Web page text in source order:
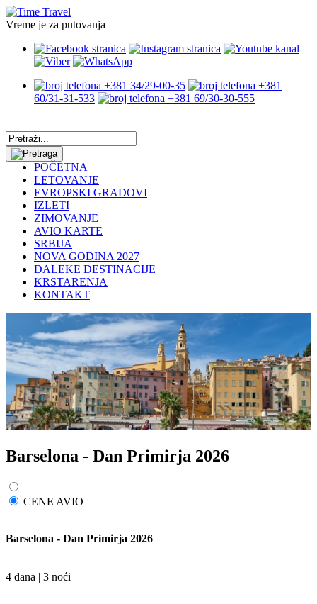
Vreme je za putovanja
+381 34/29-00-35
+381
60/31-31-533
+381 69/30-30-555
POČETNA
LETOVANJE
EVROPSKI GRADOVI
IZLETI
ZIMOVANJE
AVIO KARTE
SRBIJA
NOVA GODINA 2027
DALEKE DESTINACIJE
KRSTARENJA
KONTAKT
Barselona - Dan Primirja 2026
CENE AVIO
Barselona - Dan Primirja 2026
4 dana | 3 noći